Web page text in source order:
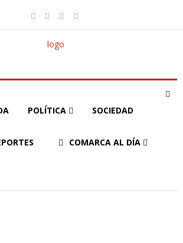
POLÍTICA SOCIEDAD
COMARCA AL DÍA